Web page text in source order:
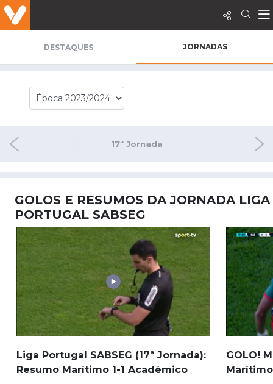
DESTAQUES JORNADAS
17ª Jornada 18ª
GOLOS E RESUMOS DA JORNADA LIGA
PORTUGAL SABSEG
Liga Portugal SABSEG (17ª Jornada):
Resumo Marítimo 1-1 Académico
GOLO!